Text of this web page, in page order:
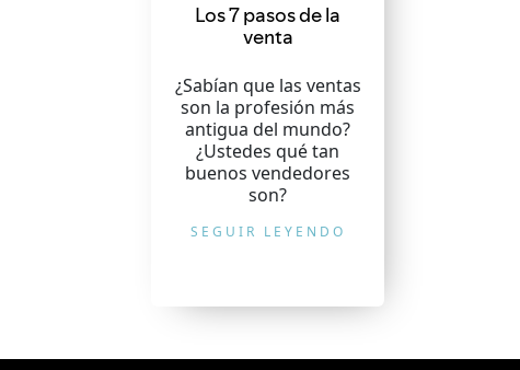
Los 7 pasos de la
venta
¿Sabían que las ventas
son la profesión más
antigua del mundo?
¿Ustedes qué tan
buenos vendedores
son?
SEGUIR LEYENDO